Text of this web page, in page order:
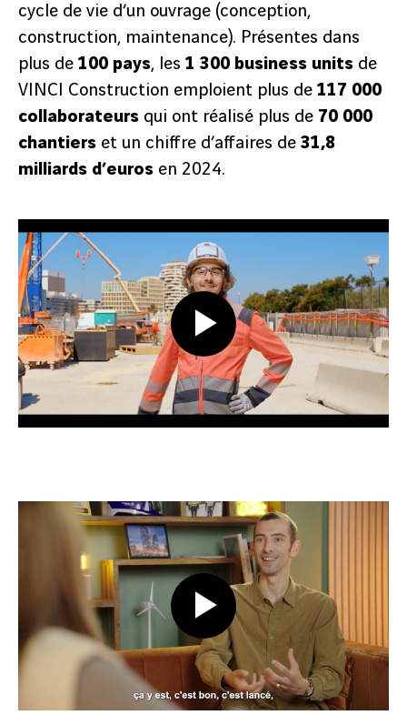
cycle de vie d’un ouvrage (conception,
construction, maintenance). Présentes dans
plus de 100 pays, les 1 300 business units de
VINCI Construction emploient plus de 117 000
collaborateurs qui ont réalisé plus de 70 000
chantiers et un chiffre d’affaires de 31,8
milliards d’euros en 2024.